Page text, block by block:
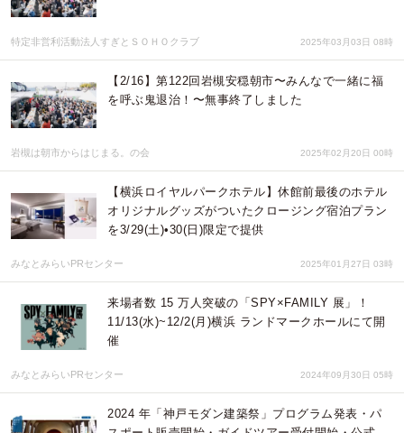
特定非営利活動法人すぎとＳＯＨＯクラブ 2025年03月03日 08時
【2/16】第122回岩槻安穏朝市〜みんなで一緒に福
を呼ぶ鬼退治！〜無事終了しました
岩槻は朝市からはじまる。の会 2025年02月20日 00時
【横浜ロイヤルパークホテル】休館前最後のホテル
オリジナルグッズがついたクロージング宿泊プラン
を3/29(土)•30(日)限定で提供
みなとみらいPRセンター 2025年01月27日 03時
来場者数 15 万人突破の「SPY×FAMILY 展」！
11/13(水)~12/2(月)横浜 ランドマークホールにて開
催
みなとみらいPRセンター 2024年09月30日 05時
2024 年「神戸モダン建築祭」プログラム発表・パ